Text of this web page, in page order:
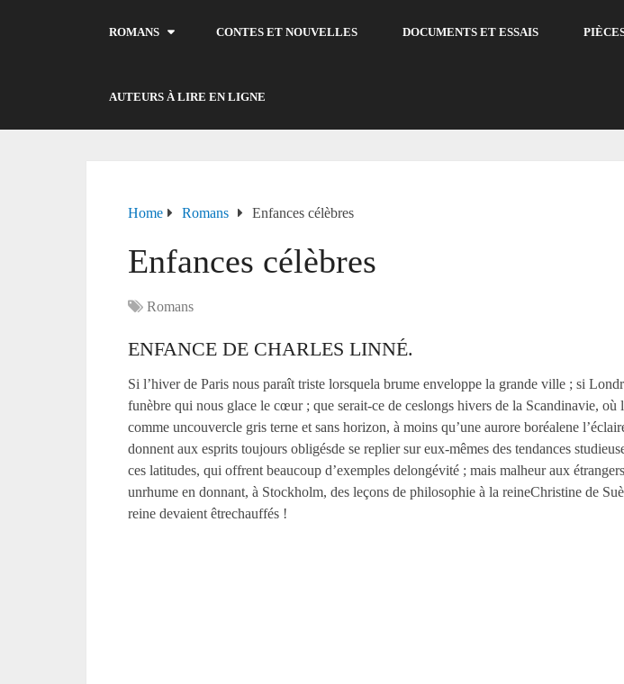
ROMANS CONTES ET NOUVELLES DOCUMENTS ET ESSAIS
AUTEURS À LIRE EN LIGNE
Home Romans Enfances célèbres
Enfances célèbres
Romans
ENFANCE DE CHARLES LINNÉ.
Si l’hiver de Paris nous paraît triste lorsquela brume enveloppe la grande ville ; si
funèbre qui nous glace le cœur ; que serait-ce de ceslongs hivers de la Scandinavie,
comme uncouvercle gris terne et sans horizon, à moins qu’une aurore boréalene
donnent aux esprits toujours obligésde se replier sur eux-mêmes des tendances
ces latitudes, qui offrent beaucoup d’exemples delongévité ; mais malheur aux
unrhume en donnant, à Stockholm, des leçons de philosophie à la reineChristine de
reine devaient êtrechauffés !